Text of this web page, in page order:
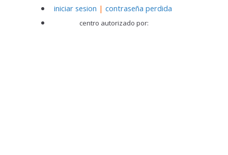
iniciar sesion | contraseña perdida
centro autorizado por: